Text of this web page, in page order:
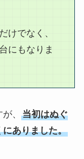
けでなく、
にもなりま
、 当初はぬぐ
ありました。